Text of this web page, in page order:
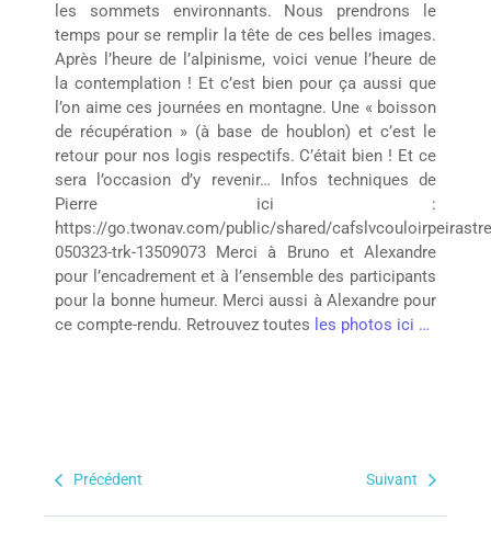
les sommets environnants. Nous prendrons le
temps pour se remplir la tête de ces belles images.
Après l’heure de l’alpinisme, voici venue l’heure de
la contemplation ! Et c’est bien pour ça aussi que
l’on aime ces journées en montagne. Une « boisson
de récupération » (à base de houblon) et c’est le
retour pour nos logis respectifs. C’était bien ! Et ce
sera l’occasion d’y revenir… Infos techniques de
Pierre ici :
https://go.twonav.com/public/shared/
050323-trk-13509073 Merci à Bruno et Alexandre
pour l’encadrement et à l’ensemble des participants
pour la bonne humeur. Merci aussi à Alexandre pour
ce compte-rendu. Retrouvez toutes les photos ici …
Précédent Suivant